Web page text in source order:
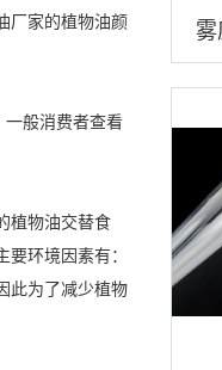
厂家的植物油颜
一般消费者查看
植物油交替食
环境因素有：
此为了减少植物